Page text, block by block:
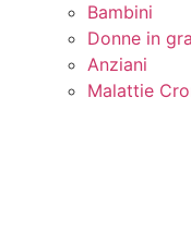
Bambini
Donne in
Anziani
Malattie